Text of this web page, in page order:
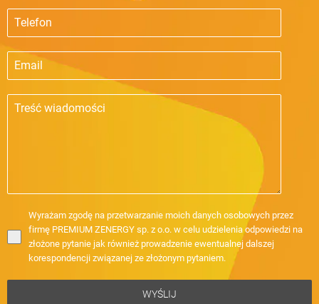
Wyrażam zgodę na przetwarzanie moich danych osobowych przez
firmę PREMIUM ZENERGY sp. z o.o. w celu udzielenia odpowiedzi na
złożone pytanie jak również prowadzenie ewentualnej dalszej
korespondencji związanej ze złożonym pytaniem.
WYŚLIJ